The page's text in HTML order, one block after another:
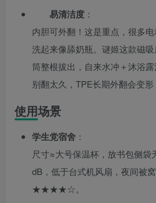
易清洁度 ：
内胆可外翻！这是重点，很多
洗起来像舔奶瓶。谜姬这款磁
筒整根拔出，自来水冲＋沐浴
别翻太久，TPE长期外翻会变形
使用场景
学生党宿舍 ：
尺寸≈大号保温杯，放书包侧袋
dB，低于台式机风扇，夜间被
★★★★☆。